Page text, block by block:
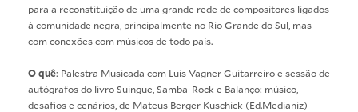
para a reconstituição de uma grande rede de compositores ligados
à comunidade negra, principalmente no Rio Grande do Sul, mas
com conexões com músicos de todo país.
O quê: Palestra Musicada com Luis Vagner Guitarreiro e sessão de
autógrafos do livro Suingue, Samba-Rock e Balanço: músico,
desafios e cenários, de Mateus Berger Kuschick (Ed.Medianiz)